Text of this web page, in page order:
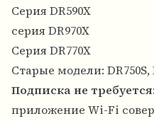
Серия DR590X
серия DR970X
Серия DR770X
Старые модели: DR750S,
Подписка не требуется
приложение Wi-Fi